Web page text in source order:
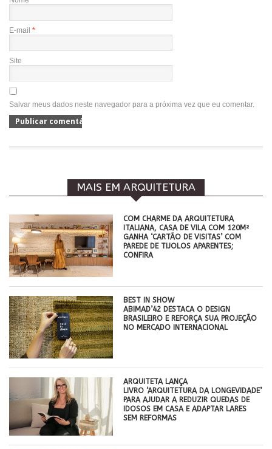
E-mail *
Site
Salvar meus dados neste navegador para a próxima vez que eu comentar.
MAIS EM ARQUITETURA
COM CHARME DA ARQUITETURA
ITALIANA, CASA DE VILA COM 120M²
GANHA ‘CARTÃO DE VISITAS’ COM
PAREDE DE TIJOLOS APARENTES;
CONFIRA
BEST IN SHOW
ABIMAD’42 DESTACA O DESIGN
BRASILEIRO E REFORÇA SUA PROJEÇÃO
NO MERCADO INTERNACIONAL
ARQUITETA LANÇA
LIVRO ‘ARQUITETURA DA LONGEVIDADE’
PARA AJUDAR A REDUZIR QUEDAS DE
IDOSOS EM CASA E ADAPTAR LARES
SEM REFORMAS